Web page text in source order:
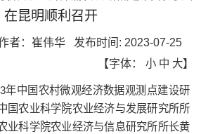
在昆明顺利召开
者： 崔伟华 发布时间: 2023-07-25
【字体： 小 中 大】
年中国农村微观经济数据观测点建设研
国农业科学院农业经济与发展研究所所
业科学院农业经济与信息研究所所长黄